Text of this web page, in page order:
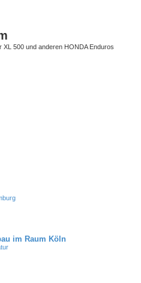
500 und anderen HONDA Enduros
im Raum Köln